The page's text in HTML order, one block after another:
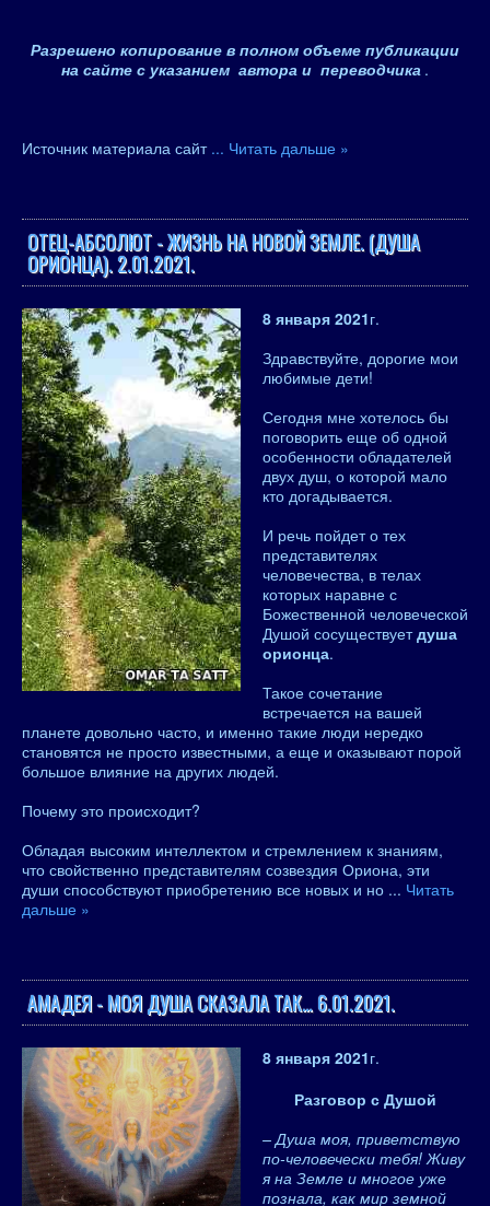
Разрешено копирование в полном объеме публикации
на сайте с указанием автора и переводчика .
Источник материала сайт ... Читать дальше »
ОТЕЦ-АБСОЛЮТ - ЖИЗНЬ НА НОВОЙ ЗЕМЛЕ. (ДУША
ОРИОНЦА). 2.01.2021.
8 января 2021г.
Здравствуйте, дорогие мои
любимые дети!
Сегодня мне хотелось бы
поговорить еще об одной
особенности обладателей
двух душ, о которой мало
кто догадывается.
И речь пойдет о тех
представителях
человечества, в телах
которых наравне с
Божественной человеческой
Душой сосуществуетдуша
орионца.
Такое сочетание
встречается на вашей
планете довольно часто, и именно такие люди нередко
становятся не просто известными, а еще и оказывают порой
большое влияние на других людей.
Почему это происходит?
Обладая высоким интеллектом и стремлением к знаниям,
что свойственно представителям созвездия Ориона, эти
души способствуют приобретению все новых и но ... Читать
дальше »
АМАДЕЯ - МОЯ ДУША СКАЗАЛА ТАК… 6.01.2021.
8 января 2021г.
Разговор с Душой
– Душа моя, приветствую
по-человечески тебя! Живу
я на Земле и многое уже
познала, как мир земной